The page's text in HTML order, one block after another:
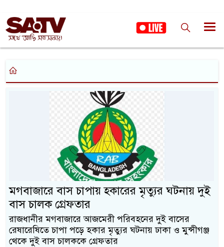
মগবাজারে বাস চাপায় হকারের মৃত্যুর ঘটনায় দুই
বাস চালক গ্রেফতার
রাজধানীর মগবাজারে আজমেরী পরিবহনের দুই বাসের
রেষারেষিতে চাপা পড়ে হকার মৃত্যুর ঘটনায় ঢাকা ও মুন্সীগঞ্জ
থেকে দুই বাস চালককে গ্রেফতার